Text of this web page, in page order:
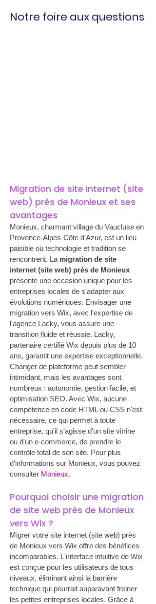
Notre foire aux questions
Migration de site internet (site
web) près de Monieux et ses
avantages
Monieux, charmant village du Vaucluse en
Provence-Alpes-Côte d'Azur, est un lieu
paisible où technologie et tradition se
rencontrent. La migration de site
internet (site web) près de Monieux
présente une occasion unique pour les
entreprises locales de s'adapter aux
évolutions numériques. Envisager une
migration vers Wix, avec l'expertise de
l'agence Lacky, vous assure une
transition fluide et réussie. Lacky,
partenaire certifié Wix depuis plus de 10
ans, garantit une expertise exceptionnelle.
Changer de plateforme peut sembler
intimidant, mais les avantages sont
nombreux : autonomie, gestion facile, et
optimisation SEO. Avec Wix, aucune
compétence en code HTML ou CSS n'est
nécessaire, ce qui permet à toute
entreprise, qu'il s'agisse d'un site vitrine
ou d'un e-commerce, de prendre le
contrôle total de son site. Pour plus
d'informations sur Monieux, vous pouvez
consulter Monieux.
Pourquoi choisir une migration
de site web près de Monieux
vers Wix ?
Migrer votre site internet (site web) près
de Monieux vers Wix offre des bénéfices
incomparables. L'interface intuitive de Wix
est conçue pour les utilisateurs de tous
niveaux, éliminant ainsi la barrière
technique qui pourrait auparavant freiner
les petites entreprises locales. Grâce à